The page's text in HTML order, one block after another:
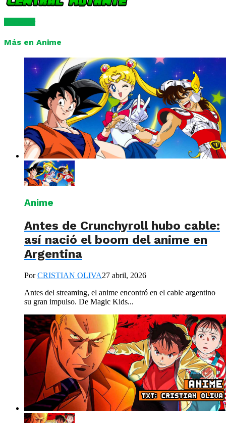
Más en Anime
Anime
Antes de Crunchyroll hubo cable:
así nació el boom del anime en
Argentina
PorCRISTIAN OLIVA27 abril, 2026
Antes del streaming, el anime encontró en el cable argentino
su gran impulso. De Magic Kids...